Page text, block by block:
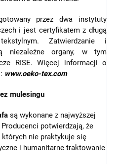
przez dwa instytuty
i jest certyfikatem z długą
Zatwierdzanie i
niezależne organy, w tym
RISE. Więcej informacji o
www.oeko-tex.com
mulesingu
są wykonane z najwyższej
potwierdzają, że
których nie praktykuje się
i humanitarne traktowanie